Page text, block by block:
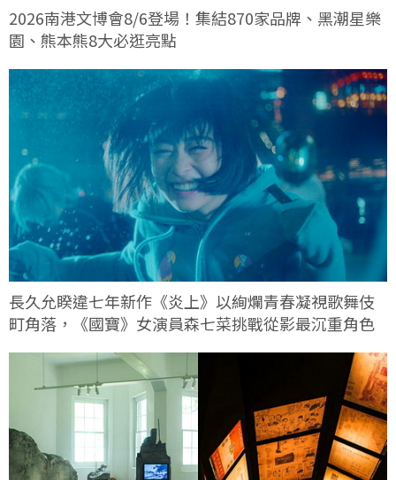
2026南港文博會8/6登場！集結870家品牌、黑潮星樂
園、熊本熊8大必逛亮點
長久允睽違七年新作《炎上》以絢爛青春凝視歌舞伎
町角落，《國寶》女演員森七菜挑戰從影最沉重角色